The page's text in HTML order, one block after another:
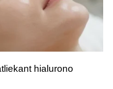
hialurono